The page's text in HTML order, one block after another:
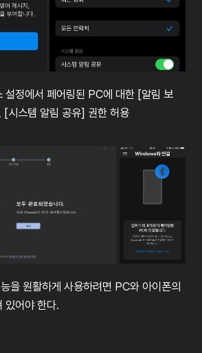
설정에서 페어링된 PC에 대한 [알림 보
[시스템 알림 공유] 권한 허용
을 원활하게 사용하려면 PC와 아이폰의
있어야 한다.